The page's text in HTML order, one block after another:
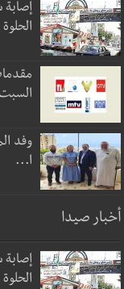
وفد
ا...
أخبار صيدا